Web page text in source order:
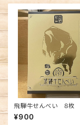
飛騨牛せんべい ８枚
¥900